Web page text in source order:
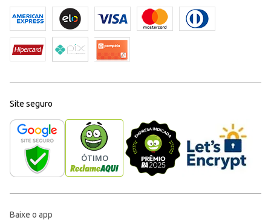
Site seguro
Baixe o app